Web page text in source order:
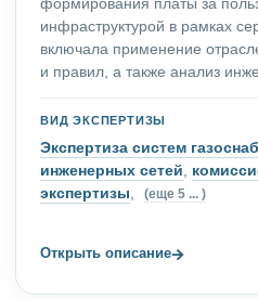
инфраструктурой в рамках
включала применение
и правил, а также анализ
ВИД ЭКСПЕРТИЗЫ
Экспертиза систем
инженерных сетей,
экспертизы, (еще 5 ... )
Открыть описание→